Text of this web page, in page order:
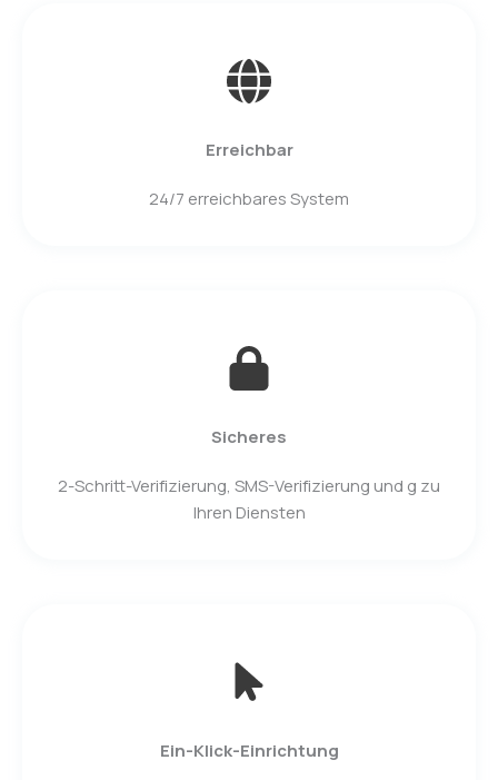
Erreichbar
24/7 erreichbares System
Sicheres
2-Schritt-Verifizierung, SMS-Verifizierung und g zu
Ihren Diensten
Ein-Klick-Einrichtung